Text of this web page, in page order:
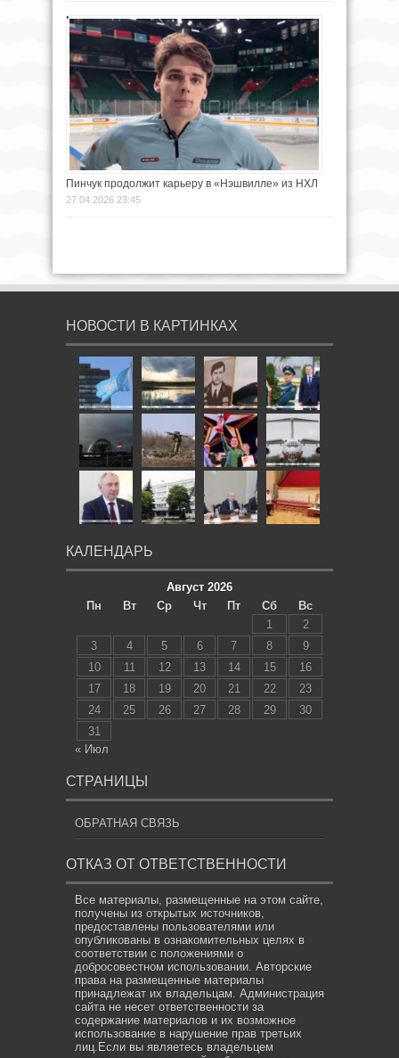
Пинчук продолжит карьеру в «Нэшвилле» из НХЛ
27.04.2026 23:45
НОВОСТИ В КАРТИНКАХ
КАЛЕНДАРЬ
Август 2026
Пн
Вт Ср Чт Пт Сб
Вс
1
2
3
4 5 6 7 8
9
10
11 12 13 14 15
16
17
18 19 20 21 22
23
24
25 26 27 28 29
30
31
« Июл
СТРАНИЦЫ
ОБРАТНАЯ СВЯЗЬ
ОТКАЗ ОТ ОТВЕТСТВЕННОСТИ
Все материалы, размещенные на этом сайте,
получены из открытых источников,
предоставлены пользователями или
опубликованы в ознакомительных целях в
соответствии с положениями о
добросовестном использовании. Авторские
права на размещенные материалы
принадлежат их владельцам. Администрация
сайта не несет ответственности за
содержание материалов и их возможное
использование в нарушение прав третьих
лиц.Если вы являетесь владельцем